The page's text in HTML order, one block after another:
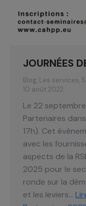
JOURNÉES
Blog, Les services,
10 août 2022
Le 22
Partenaires
17h). Cet
avec les
aspects de la
2025 pour le
ronde sur la
et les leviers…